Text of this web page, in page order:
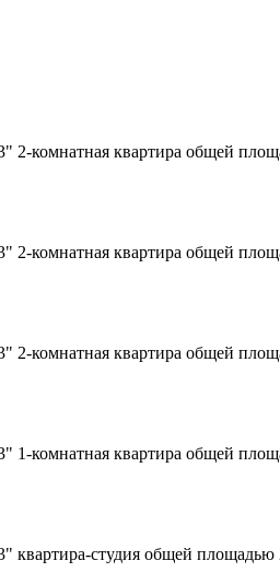
2-комнатная квартира общей
2-комнатная квартира общей
2-комнатная квартира общей
1-комнатная квартира общей
квартира-студия общей площадью